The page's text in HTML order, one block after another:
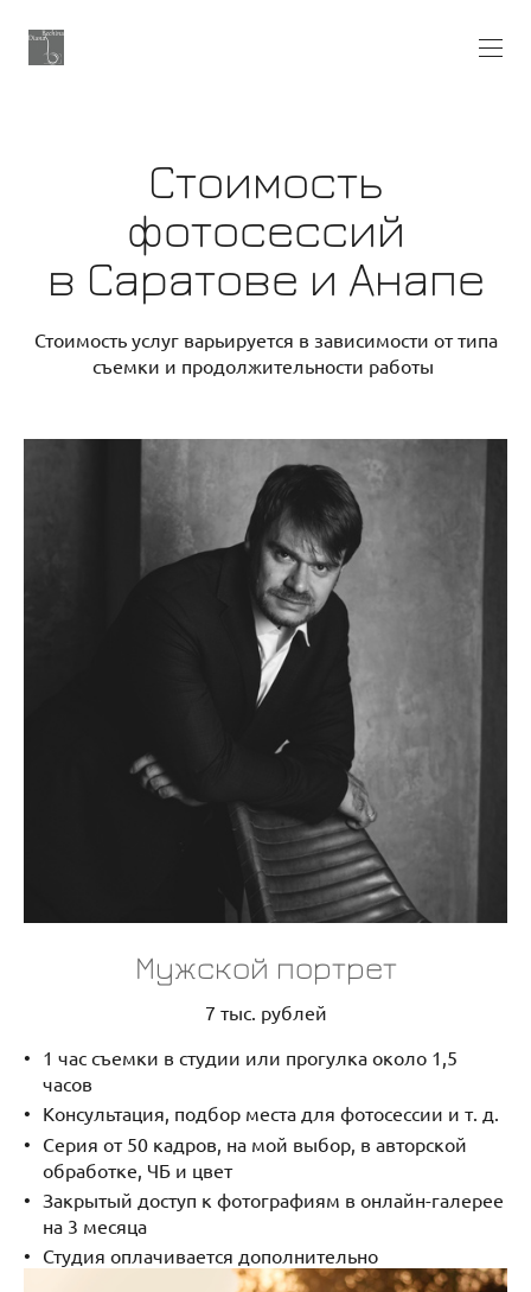
Стоимость
фотосессий
в Саратове и Анапе
Стоимость услуг варьируется в зависимости от типа
съемки и продолжительности работы
Мужской портрет
7 тыс. рублей
1 час съемки в студии или прогулка около 1,5
часов
Консультация, подбор места для фотосессии и т. д.
Серия от 50 кадров, на мой выбор, в авторской
обработке, ЧБ и цвет
Закрытый доступ к фотографиям в онлайн-галерее
на 3 месяца
Студия оплачивается дополнительно